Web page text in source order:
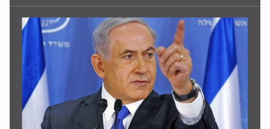
Rusiya Azərbaycan vətədaşlarını deport etdi
5 Avqust 11:53